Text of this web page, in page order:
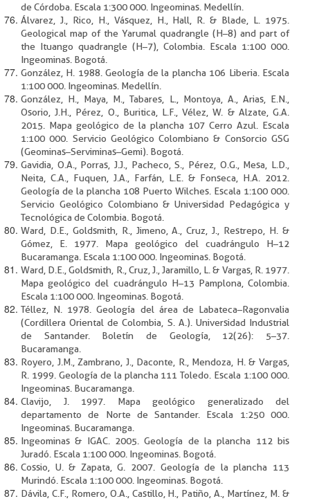
de Córdoba. Escala 1:300 000. Ingeominas. Medellín.
Álvarez, J., Rico, H., Vásquez, H., Hall, R. & Blade, L. 1975.
Geological map of the Yarumal quadrangle (H–8) and part of
the Ituango quadrangle (H–7), Colombia. Escala 1:100 000.
Ingeominas. Bogotá.
González, H. 1988. Geología de la plancha 106 Liberia. Escala
1:100 000. Ingeominas. Medellín.
González, H., Maya, M., Tabares, L., Montoya, A., Arias, E.N.,
Osorio, J.H., Pérez, O., Buritica, L.F., Vélez, W. & Alzate, G.A.
2015. Mapa geológico de la plancha 107 Cerro Azul. Escala
1:100 000. Servicio Geológico Colombiano & Consorcio GSG
(Geominas–Serviminas–Gemi). Bogotá.
Gavidia, O.A., Porras, J.J., Pacheco, S., Pérez, O.G., Mesa, L.D.,
Neita, C.A., Fuquen, J.A., Farfán, L.E. & Fonseca, H.A. 2012.
Geología de la plancha 108 Puerto Wilches. Escala 1:100 000.
Servicio Geológico Colombiano & Universidad Pedagógica y
Tecnológica de Colombia. Bogotá.
Ward, D.E., Goldsmith, R., Jimeno, A., Cruz, J., Restrepo, H. &
Gómez, E. 1977. Mapa geológico del cuadrángulo H–12
Bucaramanga. Escala 1:100 000. Ingeominas. Bogotá.
Ward, D.E., Goldsmith, R., Cruz, J., Jaramillo, L. & Vargas, R. 1977.
Mapa geológico del cuadrángulo H–13 Pamplona, Colombia.
Escala 1:100 000. Ingeominas. Bogotá.
Téllez, N. 1978. Geología del área de Labateca–Ragonvalia
(Cordillera Oriental de Colombia, S. A.). Universidad Industrial
de Santander. Boletín de Geología, 12(26): 5–37.
Bucaramanga.
Royero, J.M., Zambrano, J., Daconte, R., Mendoza, H. & Vargas,
R. 1999. Geología de la plancha 111 Toledo. Escala 1:100 000.
Ingeominas. Bucaramanga.
Clavijo, J. 1997. Mapa geológico generalizado del
departamento de Norte de Santander. Escala 1:250 000.
Ingeominas. Bucaramanga.
Ingeominas & IGAC. 2005. Geología de la plancha 112 bis
Juradó. Escala 1:100 000. Ingeominas. Bogotá.
Cossio, U. & Zapata, G. 2007. Geología de la plancha 113
Murindó. Escala 1:100 000. Ingeominas. Bogotá.
Dávila, C.F., Romero, O.A., Castillo, H., Patiño, A., Martínez, M. &